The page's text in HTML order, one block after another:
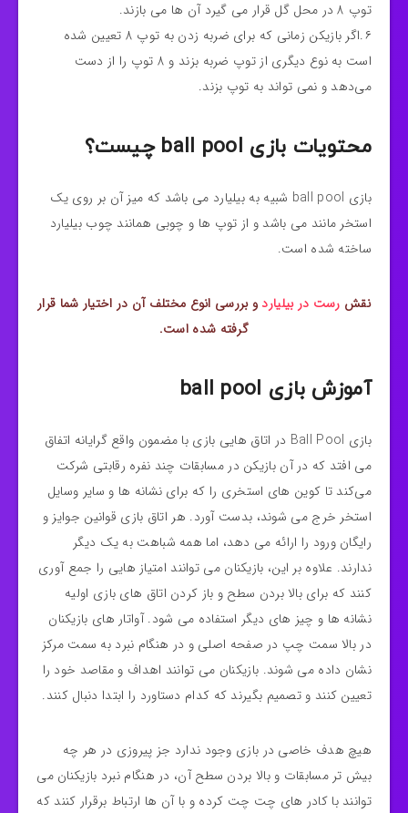
توپ 8 در محل گل قرار می گیرد آن ها می بازند.
۶.اگر بازیکن زمانی که برای ضربه زدن به توپ 8 تعیین شده
است به نوع دیگری از توپ ضربه بزند و 8 توپ را از دست
می‌دهد و نمی تواند به توپ بزند.
محتویات بازی ball pool چیست؟
بازی ball pool شبیه به بیلیارد می باشد که میز آن بر روی یک
استخر مانند می باشد و از توپ ها و چوبی همانند چوب بیلیارد
ساخته شده است.
نقش رست در بیلیارد و بررسی انوع مختلف آن در اختیار شما قرار
گرفته شده است.
آموزش بازی ball pool
بازی Ball Pool در اتاق‌ هایی بازی با مضمون واقع‌ گرایانه اتفاق
می‌ افتد که در آن بازیکن در مسابقات چند نفره رقابتی شرکت
می‌کند تا کوین‌ های استخری را که برای نشانه‌ ها و سایر وسایل
استخر خرج می‌ شوند، بدست آورد. هر اتاق بازی قوانین جوایز و
رایگان ورود را ارائه می دهد، اما همه شباهت به یک دیگر
ندارند. علاوه بر این، بازیکنان می توانند امتیاز هایی را جمع آوری
کنند که برای بالا بردن سطح و باز کردن اتاق های بازی اولیه
نشانه ها و چیز های دیگر استفاده می شود. آواتار های بازیکنان
در بالا سمت چپ در صفحه اصلی و در هنگام نبرد به سمت مرکز
نشان داده می شوند. بازیکنان می توانند اهداف و مقاصد خود را
تعیین کنند و تصمیم بگیرند که کدام دستاورد را ابتدا دنبال کنند.
هیچ هدف خاصی در بازی وجود ندارد جز پیروزی در هر چه
بیش تر مسابقات و بالا بردن سطح آن، در هنگام نبرد بازیکنان می‌
توانند با کادر های چت چت کرده و با آن‌ ها ارتباط برقرار کنند که